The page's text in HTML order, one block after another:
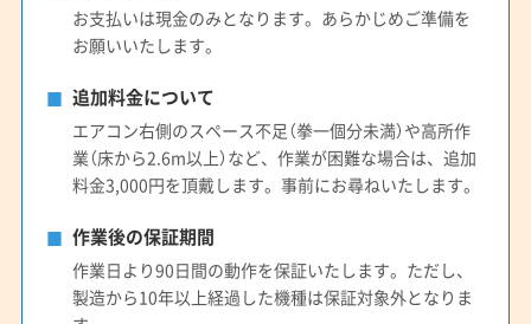
お支払いは現金のみとなります。あらかじめご準備を
お願いいたします。
追加料金について
エアコン右側のスペース不足（拳一個分未満）や高所作
業（床から2.6m以上）など、作業が困難な場合は、追加
料金3,000円を頂戴します。事前にお尋ねいたします。
作業後の保証期間
作業日より90日間の動作を保証いたします。ただし、
製造から10年以上経過した機種は保証対象外となりま